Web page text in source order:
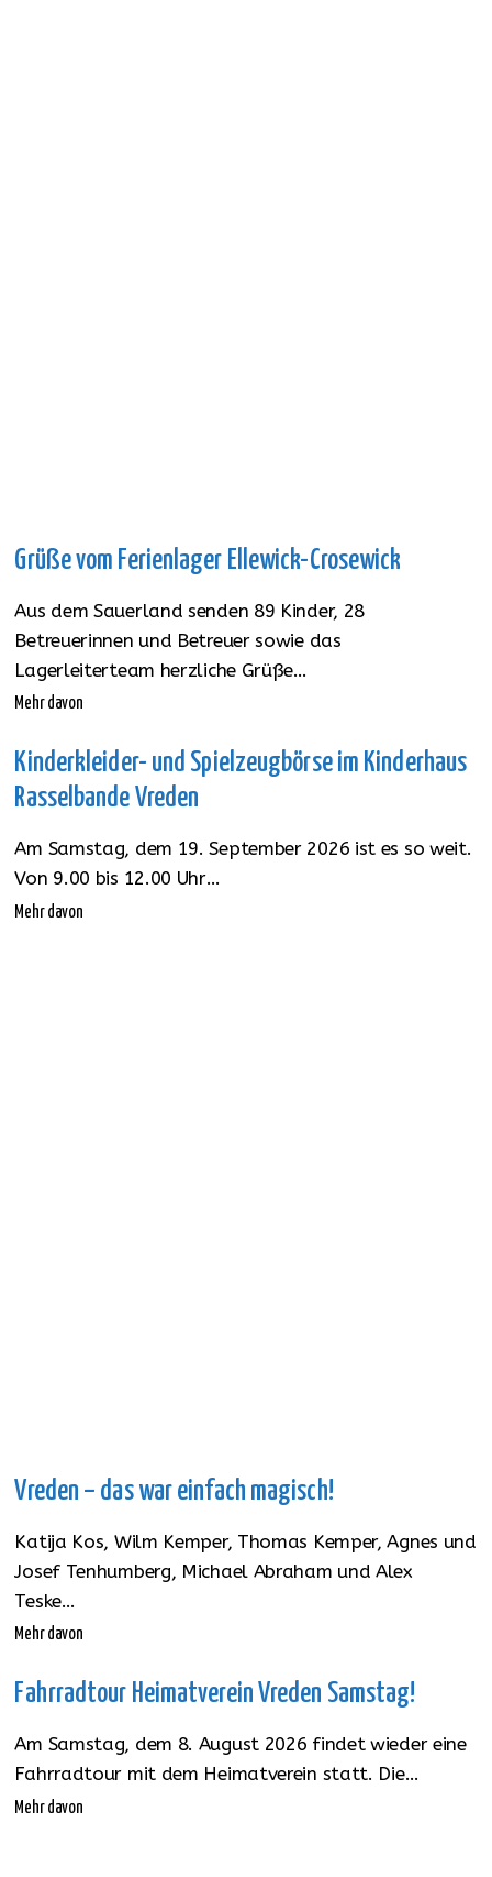
Grüße vom Ferienlager Ellewick-Crosewick
Aus dem Sauerland senden 89 Kinder, 28
Betreuerinnen und Betreuer sowie das
Lagerleiterteam herzliche Grüße…
Mehr davon
Kinderkleider- und Spielzeugbörse im Kinderhaus
Rasselbande Vreden
Am Samstag, dem 19. September 2026 ist es so weit.
Von 9.00 bis 12.00 Uhr…
Mehr davon
Vreden – das war einfach magisch!
Katija Kos, Wilm Kemper, Thomas Kemper, Agnes und
Josef Tenhumberg, Michael Abraham und Alex
Teske…
Mehr davon
Fahrradtour Heimatverein Vreden Samstag!
Am Samstag, dem 8. August 2026 findet wieder eine
Fahrradtour mit dem Heimatverein statt. Die…
Mehr davon